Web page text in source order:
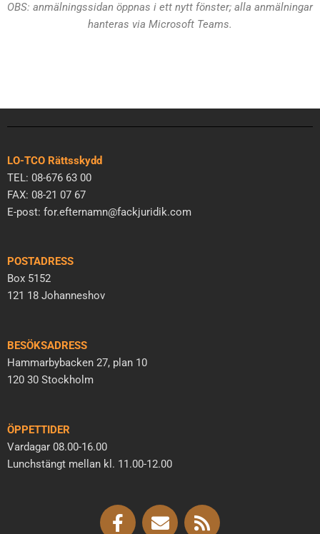
OBS: anmälningssidan öppnas i ett nytt fönster; alla anmälningar
hanteras via Microsoft Teams.
LO-TCO Rättsskydd
TEL: 08-676 63 00
FAX: 08-21 07 67
E-post: for.efternamn@fackjuridik.com
POSTADRESS
Box 5152
121 18 Johanneshov
BESÖKSADRESS
Hammarbybacken 27, plan 10
120 30 Stockholm
ÖPPETTIDER
Vardagar 08.00-16.00
Lunchstängt mellan kl. 11.00-12.00
F
E
R